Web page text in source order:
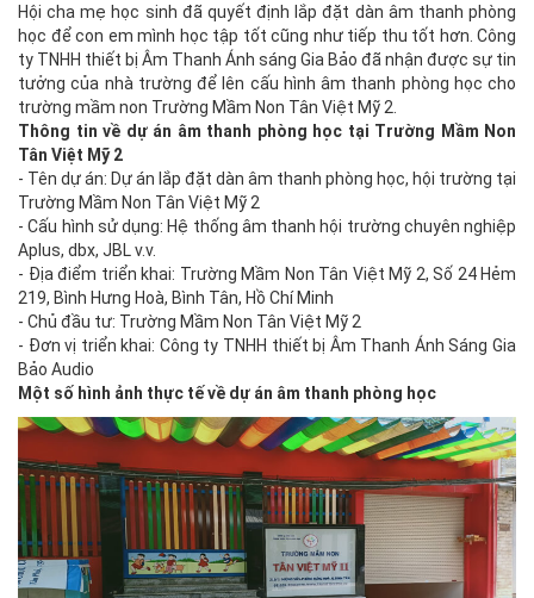
Hội cha mẹ học sinh đã quyết định lắp đặt dàn âm thanh phòng
học để con em mình học tập tốt cũng như tiếp thu tốt hơn. Công
ty TNHH thiết bị Âm Thanh Ánh sáng Gia Bảo đã nhận được sự tin
tưởng của nhà trường để lên cấu hình âm thanh phòng học cho
trường mầm non Trường Mầm Non Tân Việt Mỹ 2.
Thông tin về dự án âm thanh phòng học tại Trường Mầm Non
Tân Việt Mỹ 2
- Tên dự án: Dự án lắp đặt dàn âm thanh phòng học, hội trường tại
Trường Mầm Non Tân Việt Mỹ 2
- Cấu hình sử dụng: Hệ thống âm thanh hội trường chuyên nghiệp
Aplus, dbx, JBL v.v.
- Địa điểm triển khai: Trường Mầm Non Tân Việt Mỹ 2, Số 24 Hẻm
219, Bình Hưng Hoà, Bình Tân, Hồ Chí Minh
- Chủ đầu tư: Trường Mầm Non Tân Việt Mỹ 2
- Đơn vị triển khai: Công ty TNHH thiết bị Âm Thanh Ánh Sáng Gia
Bảo Audio
Một số hình ảnh thực tế về dự án âm thanh phòng học